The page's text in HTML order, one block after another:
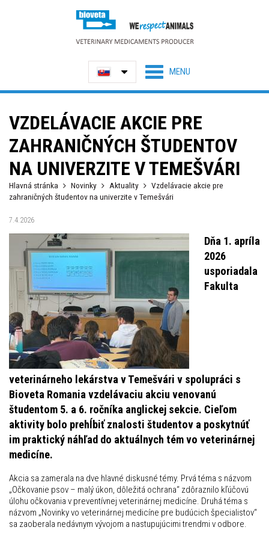
VZDELÁVACIE AKCIE PRE
ZAHRANIČNÝCH ŠTUDENTOV
NA UNIVERZITE V TEMEŠVÁRI
Hlavná stránka Novinky Aktuality
Vzdelávacie akcie pre
zahraničných študentov na univerzite v Temešvári
7.4.2026
Dňa 1. apríla
2026
usporiadala
Fakulta
veterinárneho lekárstva v Temešvári v spolupráci s
Bioveta Romania vzdelávaciu akciu venovanú
študentom 5. a 6. ročníka anglickej sekcie. Cieľom
aktivity bolo prehĺbiť znalosti študentov a poskytnúť
im praktický náhľad do aktuálnych tém vo veterinárnej
medicíne.
Akcia sa zamerala na dve hlavné diskusné témy. Prvá téma s názvom
„Očkovanie psov – malý úkon, dôležitá ochrana“ zdôraznilo kľúčovú
úlohu očkovania v preventívnej veterinárnej medicíne. Druhá téma s
názvom „Novinky vo veterinárnej medicíne pre budúcich špecialistov“
sa zaoberala nedávnym vývojom a nastupujúcimi trendmi v odbore.